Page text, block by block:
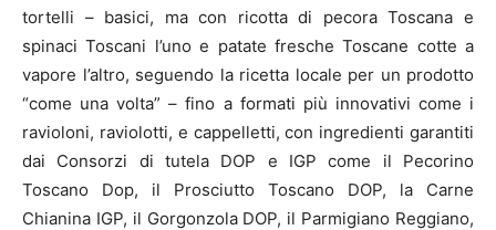
tortelli – basici, ma con ricotta di pecora Toscana e
spinaci Toscani l’uno e patate fresche Toscane cotte a
vapore l’altro, seguendo la ricetta locale per un prodotto
“come una volta” – fino a formati più innovativi come i
ravioloni, raviolotti, e cappelletti, con ingredienti garantiti
dai Consorzi di tutela DOP e IGP come il Pecorino
Toscano Dop, il Prosciutto Toscano DOP, la Carne
Chianina IGP, il Gorgonzola DOP, il Parmigiano Reggiano,